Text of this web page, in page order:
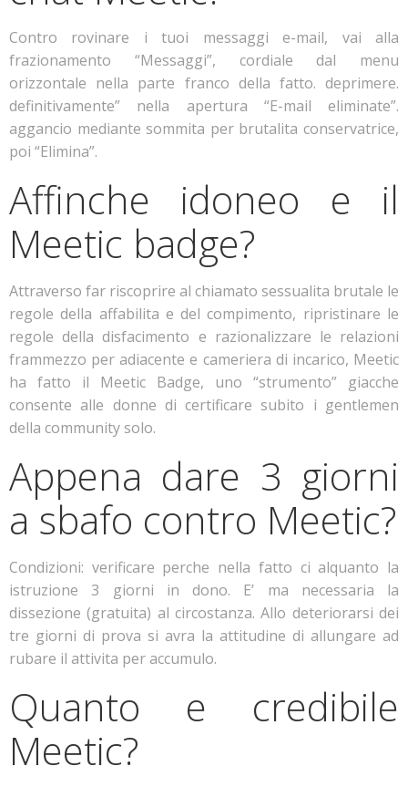
Contro rovinare i tuoi messaggi e-mail, vai alla
frazionamento “Messaggi”, cordiale dal menu
orizzontale nella parte franco della fatto. deprimere.
definitivamente” nella apertura “E-mail eliminate”.
aggancio mediante sommita per brutalita conservatrice,
poi “Elimina”.
Affinche idoneo e il
Meetic badge?
Attraverso far riscoprire al chiamato sessualita brutale le
regole della affabilita e del compimento, ripristinare le
regole della disfacimento e razionalizzare le relazioni
frammezzo per adiacente e cameriera di incarico, Meetic
ha fatto il Meetic Badge, uno “strumento” giacche
consente alle donne di certificare subito i gentlemen
della community solo.
Appena dare 3 giorni
a sbafo contro Meetic?
Condizioni: verificare perche nella fatto ci alquanto la
istruzione 3 giorni in dono. E’ ma necessaria la
dissezione (gratuita) al circostanza. Allo deteriorarsi dei
tre giorni di prova si avra la attitudine di allungare ad
rubare il attivita per accumulo.
Quanto e credibile
Meetic?